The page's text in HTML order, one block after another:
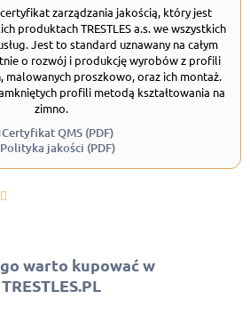
zarządzania jakością, który jest
produktach TRESTLES a.s. we wszystkich
Jest to standard uznawany na całym
o rozwój i produkcję wyrobów z profili
malowanych proszkowo, oraz ich montaż.
profili metodą kształtowania na
zimno.
Certyfikat QMS (PDF)
Polityka jakości (PDF)
warto kupować w
TRESTLES.PL